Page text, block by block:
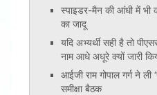
स्पाइडर-मैन की आंधी में भी
का जादू
यदि अभ्यर्थी सही है तो
नाम आधे अधूरे क्यों जारी
आईजी राम गोपाल गर्ग ने
समीक्षा बैठक